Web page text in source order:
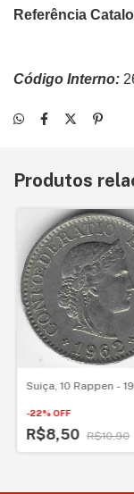
Referência
Código Interno:
Produtos
Suiça, 10 Rappen -
-22%OFF
R$8,50 R$10,90